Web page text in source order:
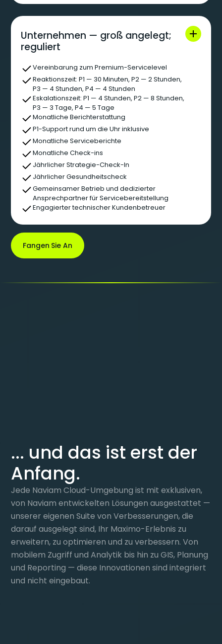
Unternehmen — groß angelegt;
reguliert
Vereinbarung zum Premium-Servicelevel
Reaktionszeit: P1 — 30 Minuten, P2 — 2 Stunden,
P3 — 4 Stunden, P4 — 4 Stunden
Eskalationszeit: P1 — 4 Stunden, P2 — 8 Stunden,
P3 — 3 Tage, P4 — 5 Tage
Monatliche Berichterstattung
P1-Support rund um die Uhr inklusive
Monatliche Serviceberichte
Monatliche Check-ins
Jährlicher Strategie-Check-In
Jährlicher Gesundheitscheck
Gemeinsamer Betrieb und dedizierter
Ansprechpartner für Servicebereitstellung
Engagierter technischer Kundenbetreuer
Fangen Sie An
... und das ist erst der
Anfang.
Jede Naviam Cloud-Umgebung ist mit exklusiven,
von Naviam entwickelten Lösungen ausgestattet —
unserer eigenen Suite von Verbesserungen, die
darauf ausgelegt sind, Ihr Maximo-Erlebnis zu
erweitern, zu optimieren und zu verbessern. Von
mobilem Zugriff und Analytik bis hin zu GIS, Planung
und Reporting — diese Innovationen sind integriert
und nicht eingebaut.